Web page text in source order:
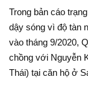
Trong bản cáo
dậy sóng vì độ tàn
vào tháng 9/2020,
chồng với Nguyễn
Thái) tại căn hộ ở